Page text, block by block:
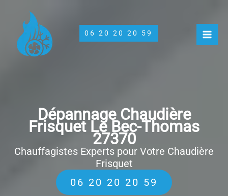
contenu
06 20 20 20 59
Dépannage Chaudière
Frisquet Le Bec-Thomas
27370
Chauffagistes Experts pour Votre Chaudière
Frisquet
06 20 20 20 59